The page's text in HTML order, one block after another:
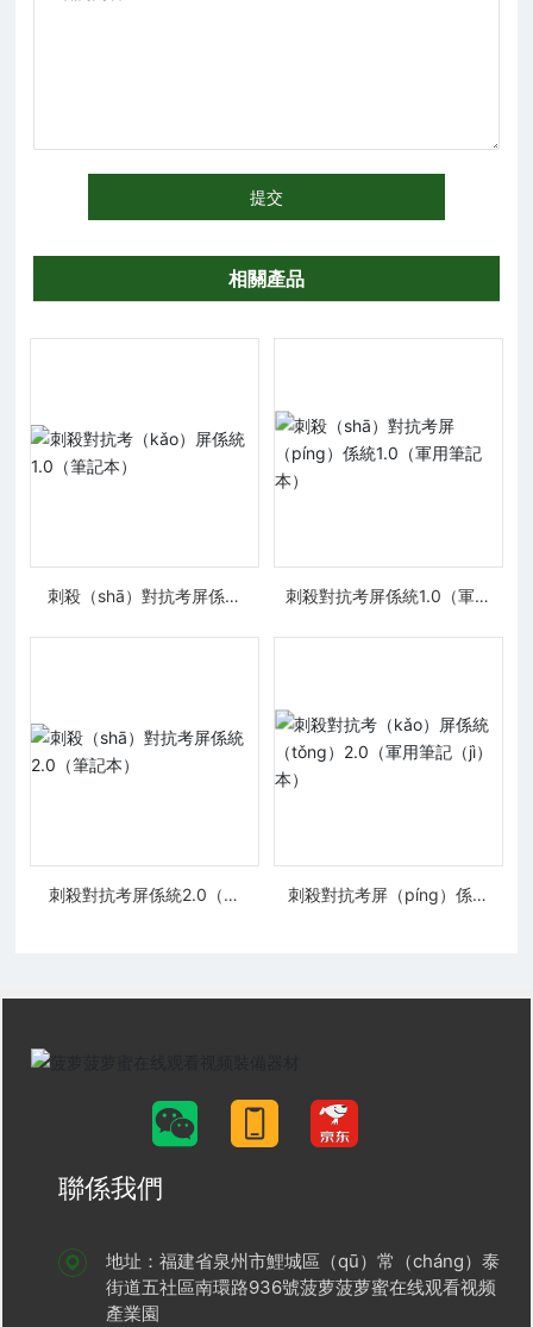
提交
相關產品
刺殺（shā）對抗考屏係統
刺殺對抗考屏係統1.0（軍用
刺殺對抗考屏係統2.0（筆
刺殺對抗考屏（píng）係統
聯係我們
地址：福建省泉州市鯉城區（qū）常（cháng）泰
街道五社區南環路936號菠萝菠萝蜜在线观看视频
產業園